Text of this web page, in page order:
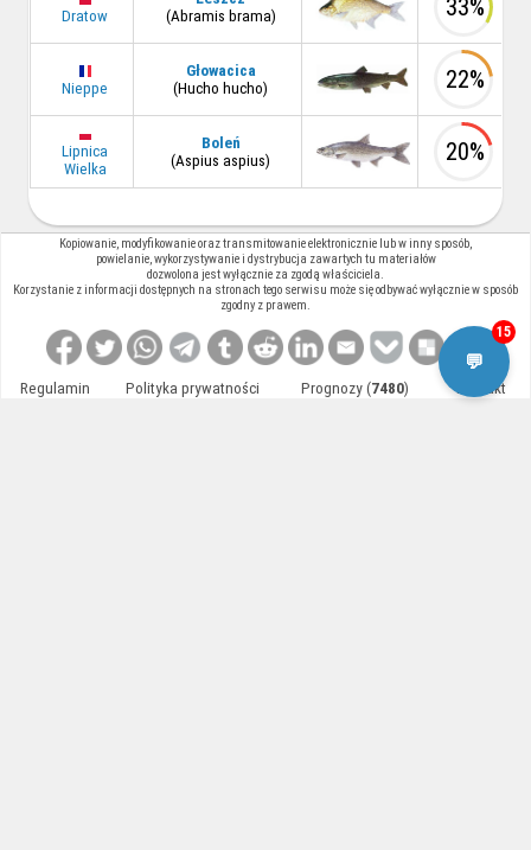
Dratow
(Abramis brama)
33%
Nieppe
Głowacica
(Hucho hucho)
22%
Lipnica
Wielka
Boleń
(Aspius aspius)
20%
Kopiowanie, modyfikowanie oraz transmitowanie elektronicznie lub w inny sposób,
powielanie, wykorzystywanie i dystrybucja zawartych tu materiałów
dozwolona jest wyłącznie za zgodą właściciela.
Korzystanie z informacji dostępnych na stronach tego serwisu może się odbywać wyłącznie w sposób
zgodny z prawem.
Regulamin Polityka prywatności Prognozy (7480) Kontakt
💬
15